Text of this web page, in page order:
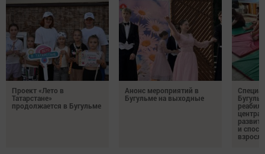
Проект «Лето в
Татарстане»
продолжается в Бугульме
Анонс мероприятий в
Бугульме на выходные
центра
и